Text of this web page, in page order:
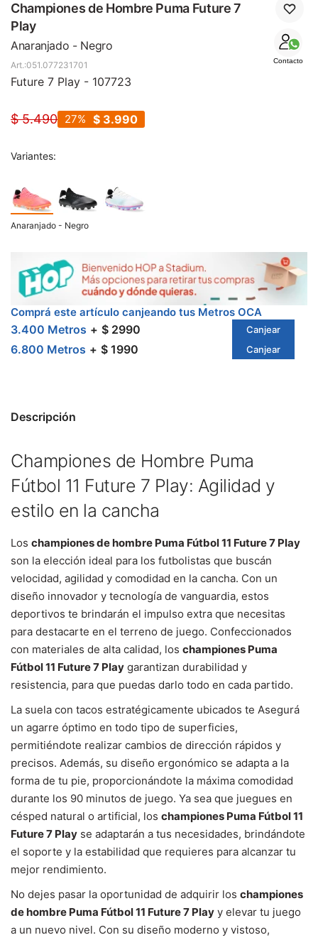
Championes de Hombre Puma Future 7
Play
Anaranjado - Negro
Contacto
051.077231701
Future 7 Play - 107723
$ 5.490 $ 3.990
27
Variantes:
Anaranjado - Negro
Comprá este artículo canjeando tus Metros OCA
3.400 Metros $ 2990 Canjear
6.800 Metros $ 1990 Canjear
Descripción
Championes de Hombre Puma
Fútbol 11 Future 7 Play: Agilidad y
estilo en la cancha
Los championes de hombre Puma Fútbol 11 Future 7 Play
son la elección ideal para los futbolistas que buscán
velocidad, agilidad y comodidad en la cancha. Con un
diseño innovador y tecnología de vanguardia, estos
deportivos te brindarán el impulso extra que necesitas
para destacarte en el terreno de juego. Confeccionados
con materiales de alta calidad, los championes Puma
Fútbol 11 Future 7 Play garantizan durabilidad y
resistencia, para que puedas darlo todo en cada partido.
La suela con tacos estratégicamente ubicados te Asegurá
un agarre óptimo en todo tipo de superficies,
permitiéndote realizar cambios de dirección rápidos y
precisos. Además, su diseño ergonómico se adapta a la
forma de tu pie, proporcionándote la máxima comodidad
durante los 90 minutos de juego. Ya sea que juegues en
césped natural o artificial, los championes Puma Fútbol 11
Future 7 Play se adaptarán a tus necesidades, brindándote
el soporte y la estabilidad que requieres para alcanzar tu
mejor rendimiento.
No dejes pasar la oportunidad de adquirir los championes
de hombre Puma Fútbol 11 Future 7 Play y elevar tu juego
a un nuevo nivel. Con su diseño moderno y vistoso,